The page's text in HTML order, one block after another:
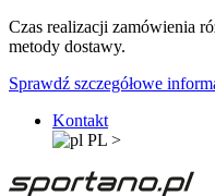
Czas realizacji zamówienia
metody dostawy.
Sprawdź szczegółowe
Kontakt
PL >